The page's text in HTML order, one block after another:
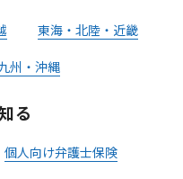
東海・北陸・近畿
州・沖縄
る
個人向け弁護士保険